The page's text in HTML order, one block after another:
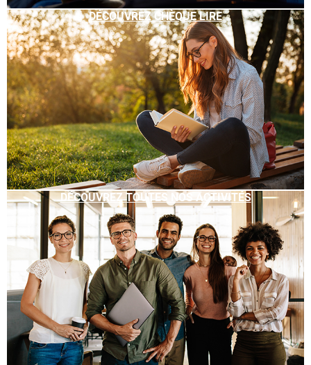
DÉCOUVREZ CHÈQUE LIRE
DÉCOUVREZ TOUTES NOS ACTIVITÉS